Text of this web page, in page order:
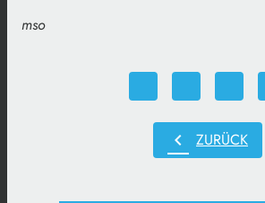
mso
chevron_left ZURÜCK